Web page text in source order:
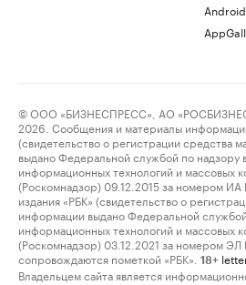
Android
© ООО «БИЗНЕСПРЕСС», АО
2026. Сообщения и материалы
(свидетельство о регистрации средства
выдано Федеральной службой по надзору
информационных технологий и массовых
(Роскомнадзор) 09.12.2015 за номером
издания «РБК» (свидетельство о
информации выдано Федеральной
информационных технологий и массовых
(Роскомнадзор) 03.12.2021 за номером
сопровождаются пометкой «РБК».
18+
Владельцем сайта является